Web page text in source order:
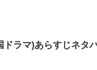
ラマ)あらすじネタ